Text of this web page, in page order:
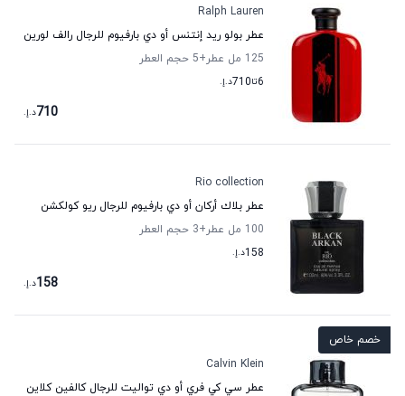
Ralph Lauren
عطر بولو ريد إنتنس أو دي بارفيوم للرجال رالف لورين
125 مل عطر
+5
حجم العطر
6تا710د.إ.
710د.إ.
Rio collection
عطر بلاك أركان أو دي بارفيوم للرجال ريو كولكشن
100 مل عطر
+3
حجم العطر
158د.إ.
158د.إ.
خصم خاص
Calvin Klein
عطر سي كي فري أو دي تواليت للرجال كالفين كلاين